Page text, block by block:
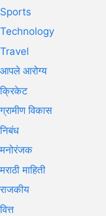
Sports
Technology
Travel
आपले आरोग्य
क्रिकेट
ग्रामीण विकास
निबंध
मनोरंजक
मराठी माहिती
राजकीय
वित्त